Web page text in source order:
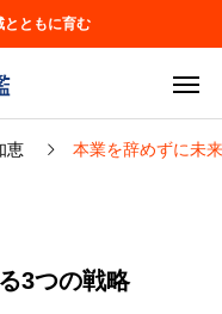
とともに育む
恵 本業を辞めずに未
3つの戦略